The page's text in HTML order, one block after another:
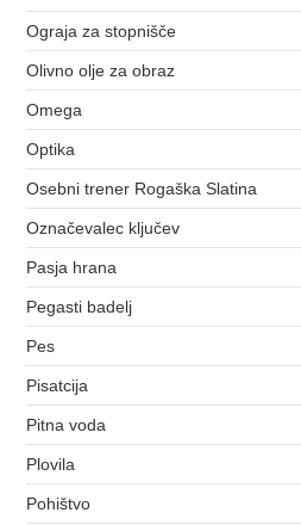
Ograja za stopnišče
Olivno olje za obraz
Omega
Optika
Osebni trener Rogaška Slatina
Označevalec ključev
Pasja hrana
Pegasti badelj
Pes
Pisatcija
Pitna voda
Plovila
Pohištvo